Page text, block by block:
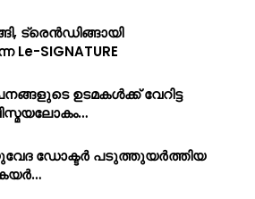
ട്രെൻഡിങ്ങായി
Le-SIGNATURE
ഉടമകൾക്ക് വേറിട്ട
ഡോക്ടർ പടുത്തുയർത്തിയ